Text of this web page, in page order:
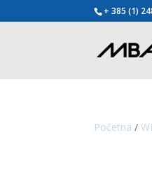
+ 385 (1)
Početna /